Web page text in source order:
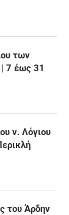
των
7 έως 31
ν. Λόγιου
του Άρδην